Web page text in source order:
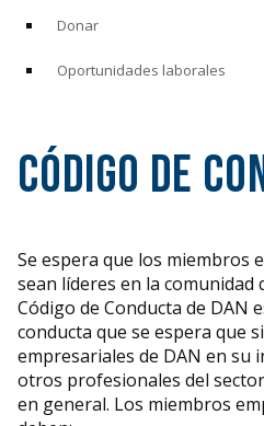
Donar
Oportunidades laborales
Código de
Se espera que los miembros
sean líderes en la comunidad
Código de Conducta de DAN
conducta que se espera que
empresariales de DAN en su
otros profesionales del
en general. Los miembros